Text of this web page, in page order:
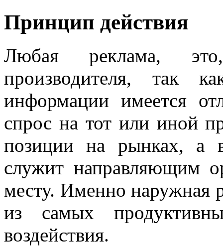
Принцип действия
Любая реклама,
производителя, так
информации имеется
спрос на тот или иной
позиции на рынках, а
служит направляющим
месту. Именно наружная
из самых
воздействия.